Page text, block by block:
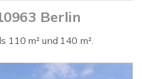
Berlin
110 m² und 140 m².